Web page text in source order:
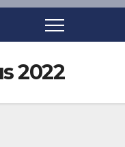
2022